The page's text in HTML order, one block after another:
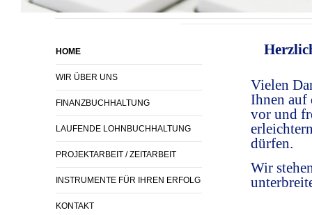
HOME
WIR ÜBER UNS
FINANZBUCHHALTUNG
LAUFENDE LOHNBUCHHALTUNG
PROJEKTARBEIT / ZEITARBEIT
INSTRUMENTE FÜR IHREN ERFOLG
KONTAKT
Vielen
Ihnen auf
vor und
dürfen.
Wir